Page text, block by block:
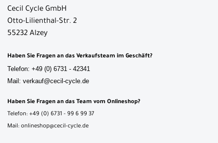
Cecil Cycle GmbH
Otto-Lilienthal-Str. 2
55232 Alzey
Haben Sie Fragen an das Verkaufsteam im Geschäft?
Telefon: +49 (0) 6731 - 42341
Mail: verkauf@cecil-cycle.de
Haben Sie Fragen an das Team vom Onlineshop?
Telefon: +49 (0) 6731 - 99 6 99 37
Mail: onlineshop@cecil-cycle.de